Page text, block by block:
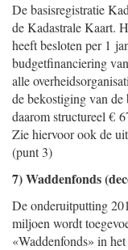
De basisregistratie
de Kadastrale Kaart.
heeft besloten per 1
budgetfinanciering
alle
de bekostiging van
daarom structureel €
Zie hiervoor ook de
(punt 3)
7) Waddenfonds
De onderuitputting
miljoen wordt
«Waddenfonds» in